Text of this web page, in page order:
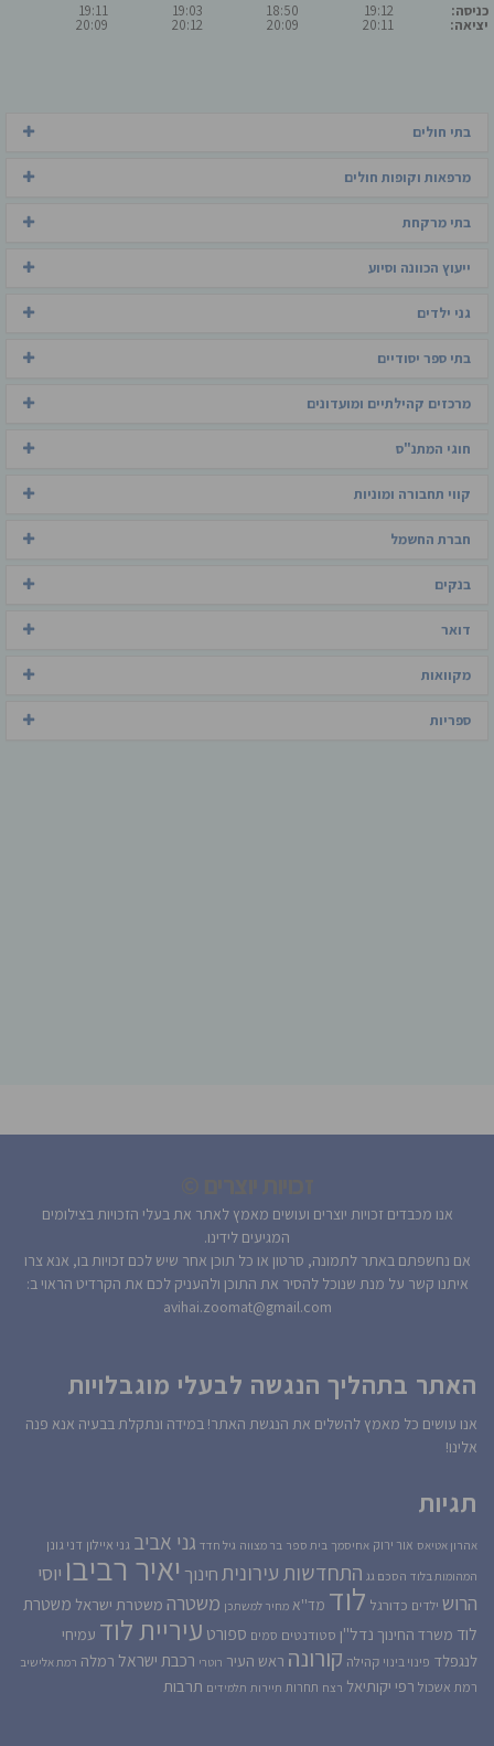
כניסה:
יציאה:
19:12
20:11
18:50
20:09
19:03
20:12
19:11
20:09
בתי חולים
מרפאות וקופות חולים
בתי מרקחת
ייעוץ הכוונה וסיוע
גני ילדים
בתי ספר יסודיים
מרכזים קהילתיים ומועדונים
חוגי המתנ"ס
קווי תחבורה ומוניות
חברת החשמל
בנקים
דואר
מקוואות
ספריות
אנו מכבדים זכויות יוצרים ועושים מאמץ לאתר את בעלי הזכויות בצילומים
המגיעים לידינו.
אם נחשפתם באתר לתמונה, סרטון או כל תוכן אחר שיש לכם זכויות בו, אנא צרו
איתנו קשר על מנת שנוכל להסיר את התוכן ולהעניק לכם את הקרדיט הראוי ב:
avihai.zoomat@gmail.com
האתר בתהליך הנגשה לבעלי מוגבלויות
אנו עושים כל מאמץ להשלים את הנגשת האתר! במידה ונתקלת בבעיה אנא פנה
אלינו!
תגיות
אהרון אטיאס אור ירוק אחיסמך בית ספר בר מצווה גיל חדד גני אביב גני איילון דני גונן
המהומות בלוד הסכם גג התחדשות עירוניתחינוך יאיר רביבו יוסי
הרוש ילדים כדורגל לוד מד''א מחיר למשתכן משטרה משטרת ישראל משטרת
לוד משרד החינוך נדל''ן סטודנטים סמים ספורט עיריית לוד עמיחי
לנגפלד פינוי בינוי קהילה קורונה ראש העיר רוטרי רכבת ישראל רמלה רמת אלישיב
רמת אשכול רפי יקותיאל רצח תחרות תיירות תלמידים תרבות